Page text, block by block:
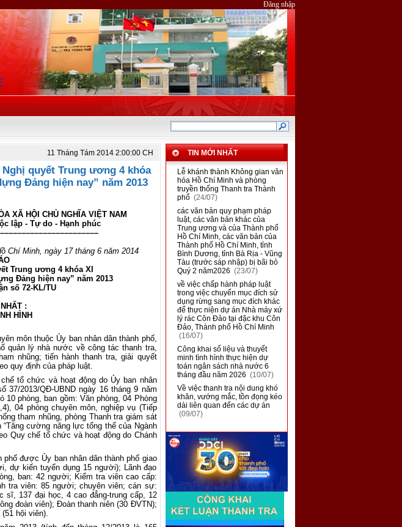
Đăng nhập
11 Tháng Tám 2014 2:00:00 CH
quyết Trung ương 4 khóa
Đảng hiện nay” năm 2013
XÃ HỘI CHỦ NGHĨA VIỆT NAM
lập - Tự do - Hạnh phúc
Chí Minh, ngày 17 tháng 6 năm 2014
Trung ương 4 khóa XI
Đảng hiện nay” năm 2013
số 72-KL/TU
:
HÌNH
môn thuộc Ủy ban nhân dân thành phố,
quản lý nhà nước về công tác thanh tra,
nhũng; tiến hành thanh tra, giải quyết
quy định của pháp luật.
tổ chức và hoạt động do Ủy ban nhân
37/2013/QĐ-UBND ngày 16 tháng 9 năm
10 phòng, ban gồm: Văn phòng, 04 Phòng
04 phòng chuyên môn, nghiệp vụ (Tiếp
tham nhũng, phòng Thanh tra giám sát
cường năng lực tổng thể của Ngành
Quy chế tổ chức và hoạt động do Chánh
phố được Ủy ban nhân dân thành phố giao
dự kiến tuyển dụng 15 người); Lãnh đạo
ban: 42 người; Kiểm tra viên cao cấp:
tra viên: 85 người; chuyên viên; cán sự:
sĩ, 137 đại học, 4 cao đẳng-trung cấp, 12
đoàn viên); Đoàn thanh niên (30 ĐVTN);
hội viên).
TIN MỚI NHẤT
Lễ khánh thành Không gian văn
hóa Hồ Chí Minh và phòng
truyền thống Thanh tra Thành
phố (24/07)
các văn bản quy phạm pháp
luật, các văn bản khác của
Trung ương và của Thành phố
Hồ Chí Minh, các văn bản của
Thành phố Hồ Chí Minh, tỉnh
Bình Dương, tỉnh Bà Rịa - Vũng
Tàu (trước sáp nhập) bị bãi bỏ
Quý 2 năm2026 (23/07)
về việc chấp hành pháp luật
trong việc chuyển mục đích sử
dụng rừng sang mục đích khác
để thực niện dự án Nhà máy xứ
lý rác Côn Đảo tại đặc khu Côn
Đảo, Thành phố Hồ Chí Minh
(16/07)
Công khai số liệu và thuyết
minh tình hình thực hiện dự
toán ngân sách nhà nước 6
tháng đầu năm 2026 (10/07)
Về việc thanh tra nội dung khó
khăn, vướng mắc, tồn đọng kéo
dài liên quan đến các dự án
(09/07)